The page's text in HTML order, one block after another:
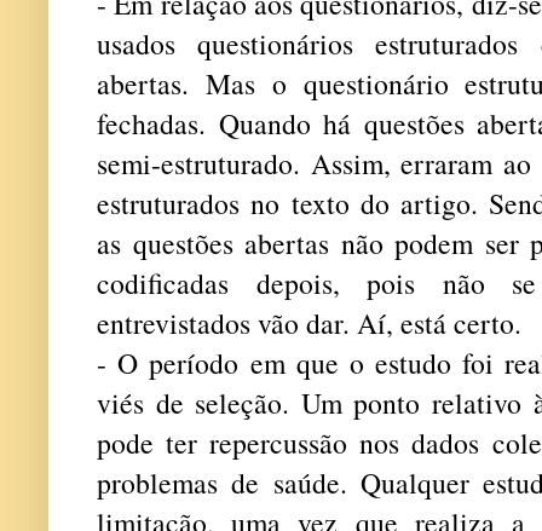
usados questionários
abertas. Mas o questionário
fechadas. Quando há questões
semi-estruturado. Assim, erraram
estruturados no texto do artigo.
as questões abertas não podem ser
codificadas depois, pois não
entrevistados vão dar. Aí, está certo.
- O período em que o estudo foi
viés de seleção. Um ponto relativo
pode ter repercussão nos dados
problemas de saúde. Qualquer
limitação, uma vez que realiza a